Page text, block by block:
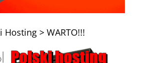
Hosting > WARTO!!!